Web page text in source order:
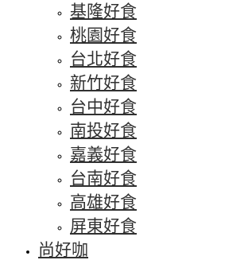
基隆好食
桃園好食
台北好食
新竹好食
台中好食
南投好食
嘉義好食
台南好食
高雄好食
屏東好食
尚好咖